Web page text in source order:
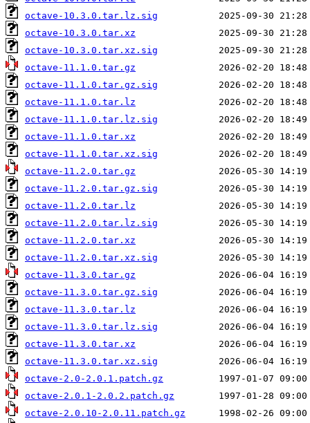
octave-10.3.0.tar.lz.sig
octave-10.3.0.tar.xz
octave-10.3.0.tar.xz.sig
octave-11.1.0.tar.gz
octave-11.1.0.tar.gz.sig
octave-11.1.0.tar.lz
octave-11.1.0.tar.lz.sig
octave-11.1.0.tar.xz
octave-11.1.0.tar.xz.sig
octave-11.2.0.tar.gz
octave-11.2.0.tar.gz.sig
octave-11.2.0.tar.lz
octave-11.2.0.tar.lz.sig
octave-11.2.0.tar.xz
octave-11.2.0.tar.xz.sig
octave-11.3.0.tar.gz
octave-11.3.0.tar.gz.sig
octave-11.3.0.tar.lz
octave-11.3.0.tar.lz.sig
octave-11.3.0.tar.xz
octave-11.3.0.tar.xz.sig
octave-2.0-2.0.1.patch.gz
octave-2.0.1-2.0.2.patch.gz
octave-2.0.10-2.0.11.patch.gz